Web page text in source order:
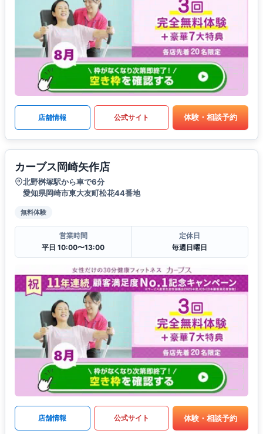
店舗情報 公式サイト 体験・相談予約
カーブス岡崎矢作店
北野桝塚駅から車で6分
愛知県岡崎市東大友町松花44番地
無料体験
営業時間
平日 10:00〜13:00
定休日
毎週日曜日
店舗情報 公式サイト 体験・相談予約